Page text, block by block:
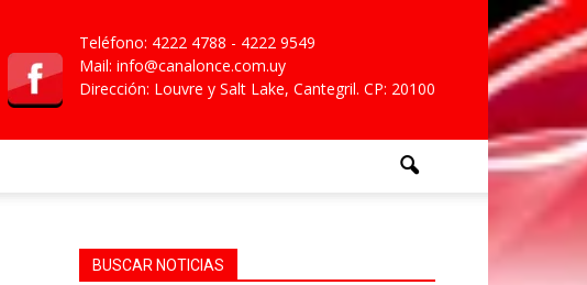
Teléfono: 4222 4788 - 4222 9549
Mail: info@canalonce.com.uy
Dirección: Louvre y Salt Lake, Cantegril. CP: 20100
BUSCAR NOTICIAS